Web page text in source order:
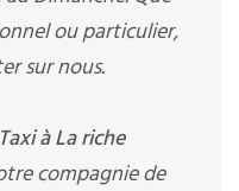
ou particulier,
sur nous.
Taxi à La riche
compagnie de